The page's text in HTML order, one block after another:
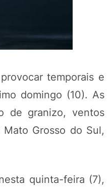
temporais e
domingo (10). As
de granizo, ventos
Grosso do Sul,
quinta-feira (7),